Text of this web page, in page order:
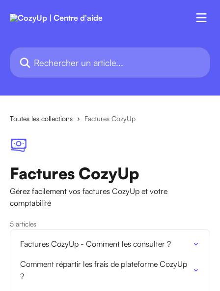
Rechercher un article...
Toutes les collections Factures CozyUp
Factures CozyUp
Gérez facilement vos factures CozyUp et votre
comptabilité
5 articles
Factures CozyUp - Comment les consulter ?
Comment répartir les frais de plateforme CozyUp
?